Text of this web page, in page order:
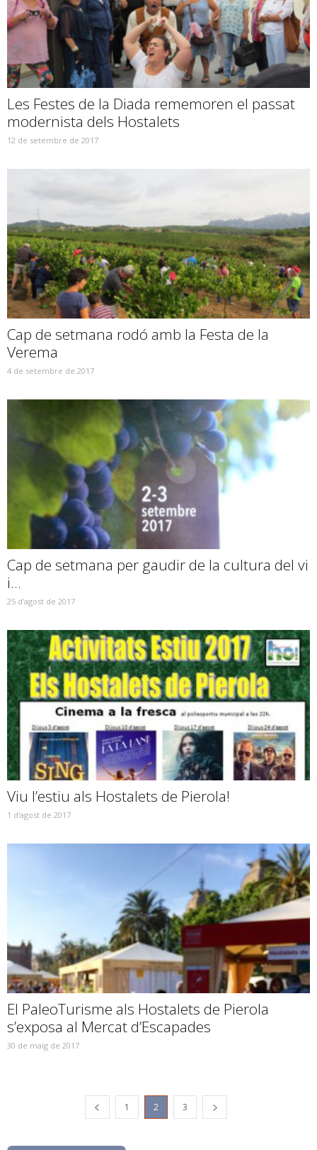
Les Festes de la Diada rememoren el passat
modernista dels Hostalets
12 de setembre de 2017
Cap de setmana rodó amb la Festa de la
Verema
4 de setembre de 2017
Cap de setmana per gaudir de la cultura del vi
i...
25 d'agost de 2017
Viu l’estiu als Hostalets de Pierola!
1 d'agost de 2017
El PaleoTurisme als Hostalets de Pierola
s’exposa al Mercat d’Escapades
30 de maig de 2017
1 2 3